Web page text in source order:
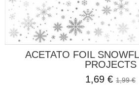
ACETATO FOIL
PROJECTS
1,69 € 1,99 €